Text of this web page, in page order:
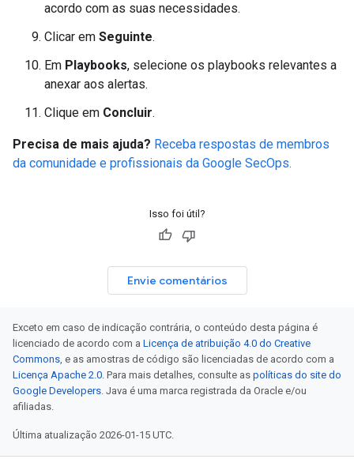
acordo com as suas necessidades.
Clicar em Seguinte.
Em Playbooks, selecione os playbooks relevantes a
anexar aos alertas.
Clique em Concluir.
Precisa de mais ajuda? Receba respostas de membros
da comunidade e profissionais da Google SecOps.
Isso foi útil?
Envie comentários
Exceto em caso de indicação contrária, o conteúdo desta página é
licenciado de acordo com a Licença de atribuição 4.0 do Creative
Commons, e as amostras de código são licenciadas de acordo com a
Licença Apache 2.0. Para mais detalhes, consulte as políticas do site do
Google Developers. Java é uma marca registrada da Oracle e/ou
afiliadas.
Última atualização 2026-01-15 UTC.